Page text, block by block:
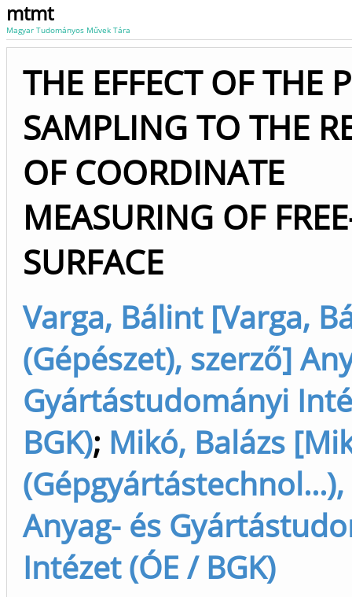
mtmt
Magyar Tudományos Művek Tára
THE EFFECT OF THE
SAMPLING TO THE
OF COORDINATE
MEASURING OF
SURFACE
Varga, Bálint [Varga,
(Gépészet), szerző]
Gyártástudományi
BGK); Mikó, Balázs
Anyag- és
Intézet (ÓE / BGK)